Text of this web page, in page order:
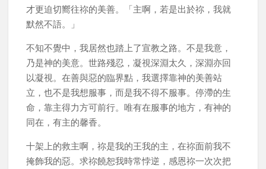
才更迫切嚮往祢的美善。「主啊，若是出於祢，我就
默然不語。」
不知不覺中，我居然也踏上了宣教之路。不是我意，
乃是神的美意。世路殘忍，凝視深淵太久，深淵亦回
以凝視。在善與惡的臨界點，我選擇靠神的美善站
立，也不是我想服事，而是我不得不服事。停滯的生
命，靠主得力方可前行。唯有在服事的地方，有神的
同在，有主的馨香。
十架上的救主啊，祢是我的王我的主，在祢面前我不
掩飾我的惡。求祢饒恕我時常悖逆，感恩祢一次次把